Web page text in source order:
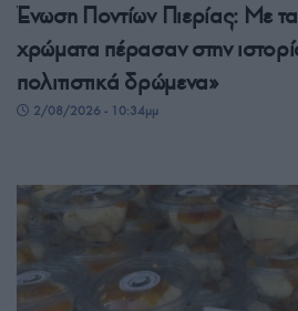
Ένωση Ποντίων Πιερίας: Με
χρώματα πέρασαν στην
πολιτιστικά δρώμενα»
2/08/2026 - 10:34μμ